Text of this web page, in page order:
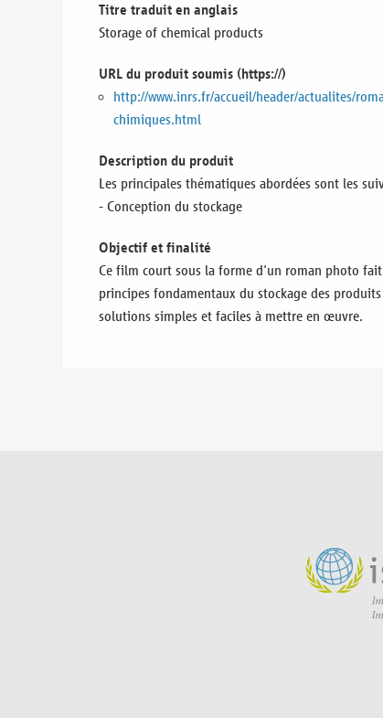
Titre traduit en anglais
Storage of chemical products
URL du produit soumis (https://)
http://www.inrs.fr/accueil/header/actualites/
chimiques.html
Description du produit
Les principales thématiques abordées sont les
- Conception du stockage
Objectif et finalité
Ce film court sous la forme d'un roman photo fait
principes fondamentaux du stockage des
solutions simples et faciles à mettre en œuvre.